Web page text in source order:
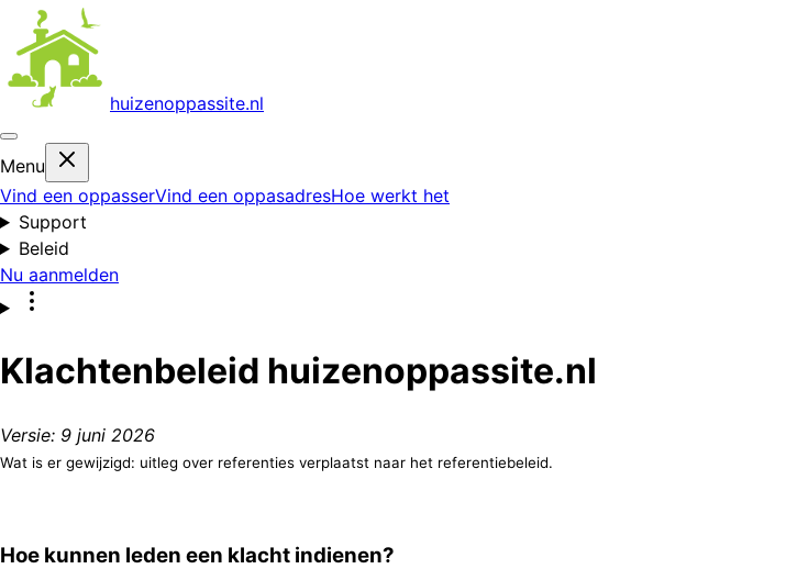
huizenoppassite.nl
Menu
Vind een oppasserVind een oppasadresHoe werkt het
Support
Beleid
Nu aanmelden
Klachtenbeleid huizenoppassite.nl
Versie: 9 juni 2026
Wat is er gewijzigd: uitleg over referenties verplaatst naar het referentiebeleid.
Hoe kunnen leden een klacht indienen?